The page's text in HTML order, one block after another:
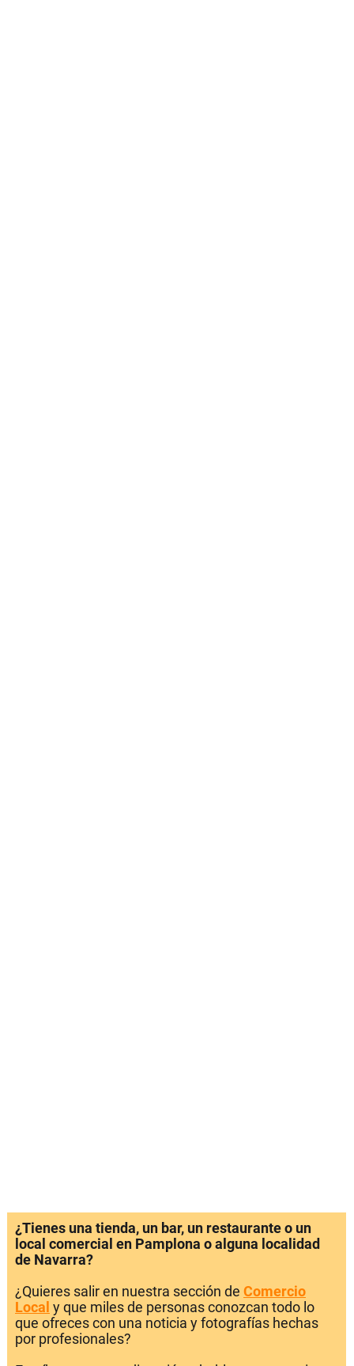
¿Tienes una tienda, un bar, un restaurante o un
local comercial en Pamplona o alguna localidad
de Navarra?
¿Quieres salir en nuestra sección de Comercio
Local y que miles de personas conozcan todo lo
que ofreces con una noticia y fotografías hechas
por profesionales?